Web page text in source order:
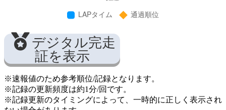
デジタル完走
証を表示
※速報値のため参考順位/記録となります。
※記録の更新頻度は約1分/回です。
※記録更新のタイミングによって、一時的に正しく表示され